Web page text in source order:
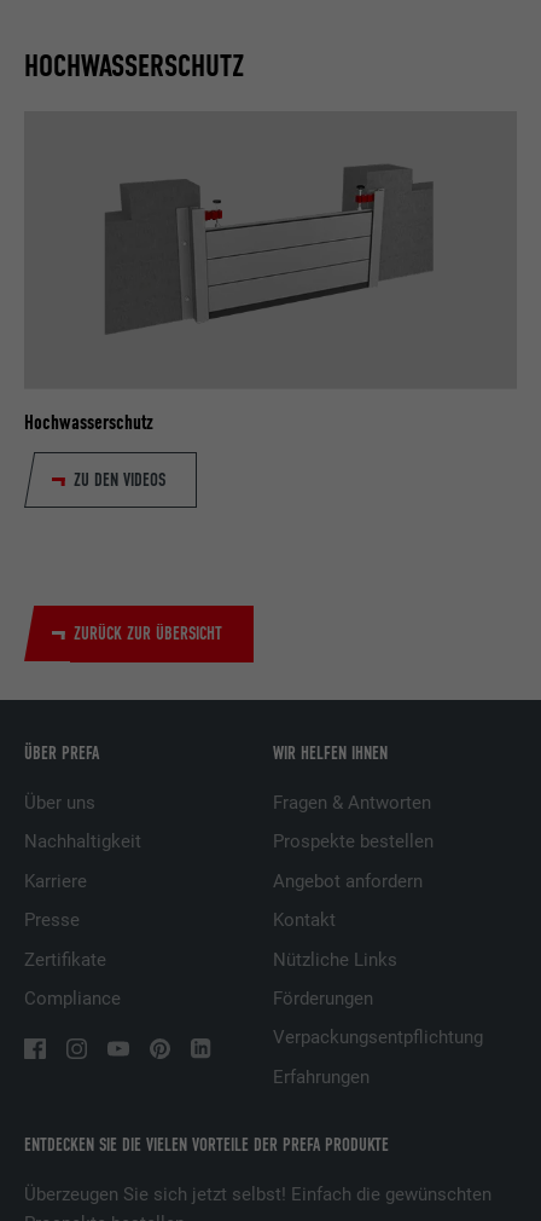
HOCHWASSERSCHUTZ
Hochwasserschutz
ZU DEN VIDEOS
ZURÜCK ZUR ÜBERSICHT
ENTDECKEN SIE DIE VIELEN VORTEILE DER PREFA PRODUKTE
Überzeugen Sie sich jetzt selbst! Einfach die gewünschten
ÜBER PREFA
Über uns
Nachhaltigkeit
Karriere
Presse
Zertifikate
Compliance
WIR HELFEN IHNEN
Fragen & Antworten
Prospekte bestellen
Angebot anfordern
Kontakt
Nützliche Links
Förderungen
Verpackungsentpflichtung
Erfahrungen